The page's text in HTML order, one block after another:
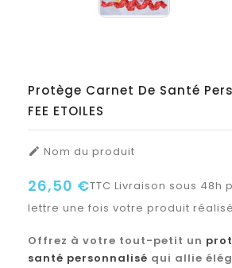
Protège Carnet De Santé
FEE ETOILES
 Nom du produit
26,50 €TTC Livraison sous 48h
lettre une fois votre produit
Offrez à votre tout-petit un
santé personnalisé qui allie